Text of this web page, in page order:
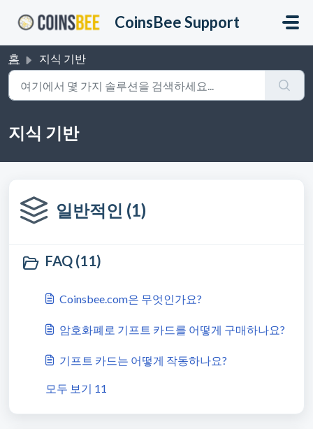
CoinsBee Support
홈 지식 기반
지식 기반
일반적인 (1)
FAQ (11)
Coinsbee.com은 무엇인가요?
암호화폐로 기프트 카드를 어떻게 구매하나요?
기프트 카드는 어떻게 작동하나요?
모두 보기 11